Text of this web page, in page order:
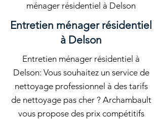
ménager résidentiel à Delson
Entretien ménager résidentiel
à Delson
Entretien ménager résidentiel à
Delson: Vous souhaitez un service de
nettoyage professionnel à des tarifs
de nettoyage pas cher ? Archambault
vous propose des prix compétitifs